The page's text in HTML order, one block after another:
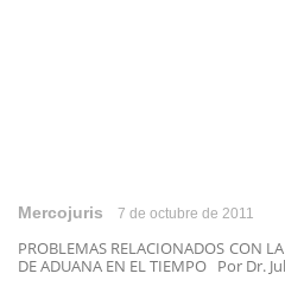
Mercojuris 7 de octubre de 2011
PROBLEMAS RELACIONADOS CON
DE ADUANA EN EL TIEMPO Por Dr.